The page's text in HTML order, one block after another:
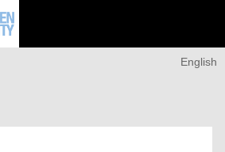
English